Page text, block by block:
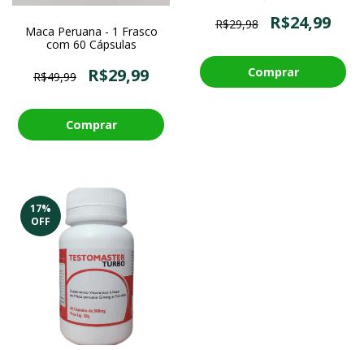
Maca Peruana - 1 Frasco
com 60 Cápsulas
R$49,99 R$29,99
R$29,98 R$24,99
17%
OFF